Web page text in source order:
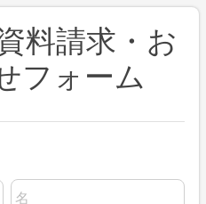
料請求・お
フォーム
名前の名